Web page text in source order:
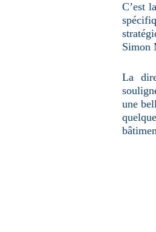
C’est
Simon
La
une